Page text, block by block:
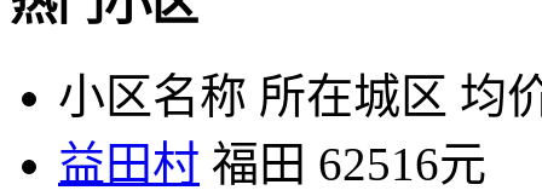
小区名称 所在城区 均
益田村 福田 62516元